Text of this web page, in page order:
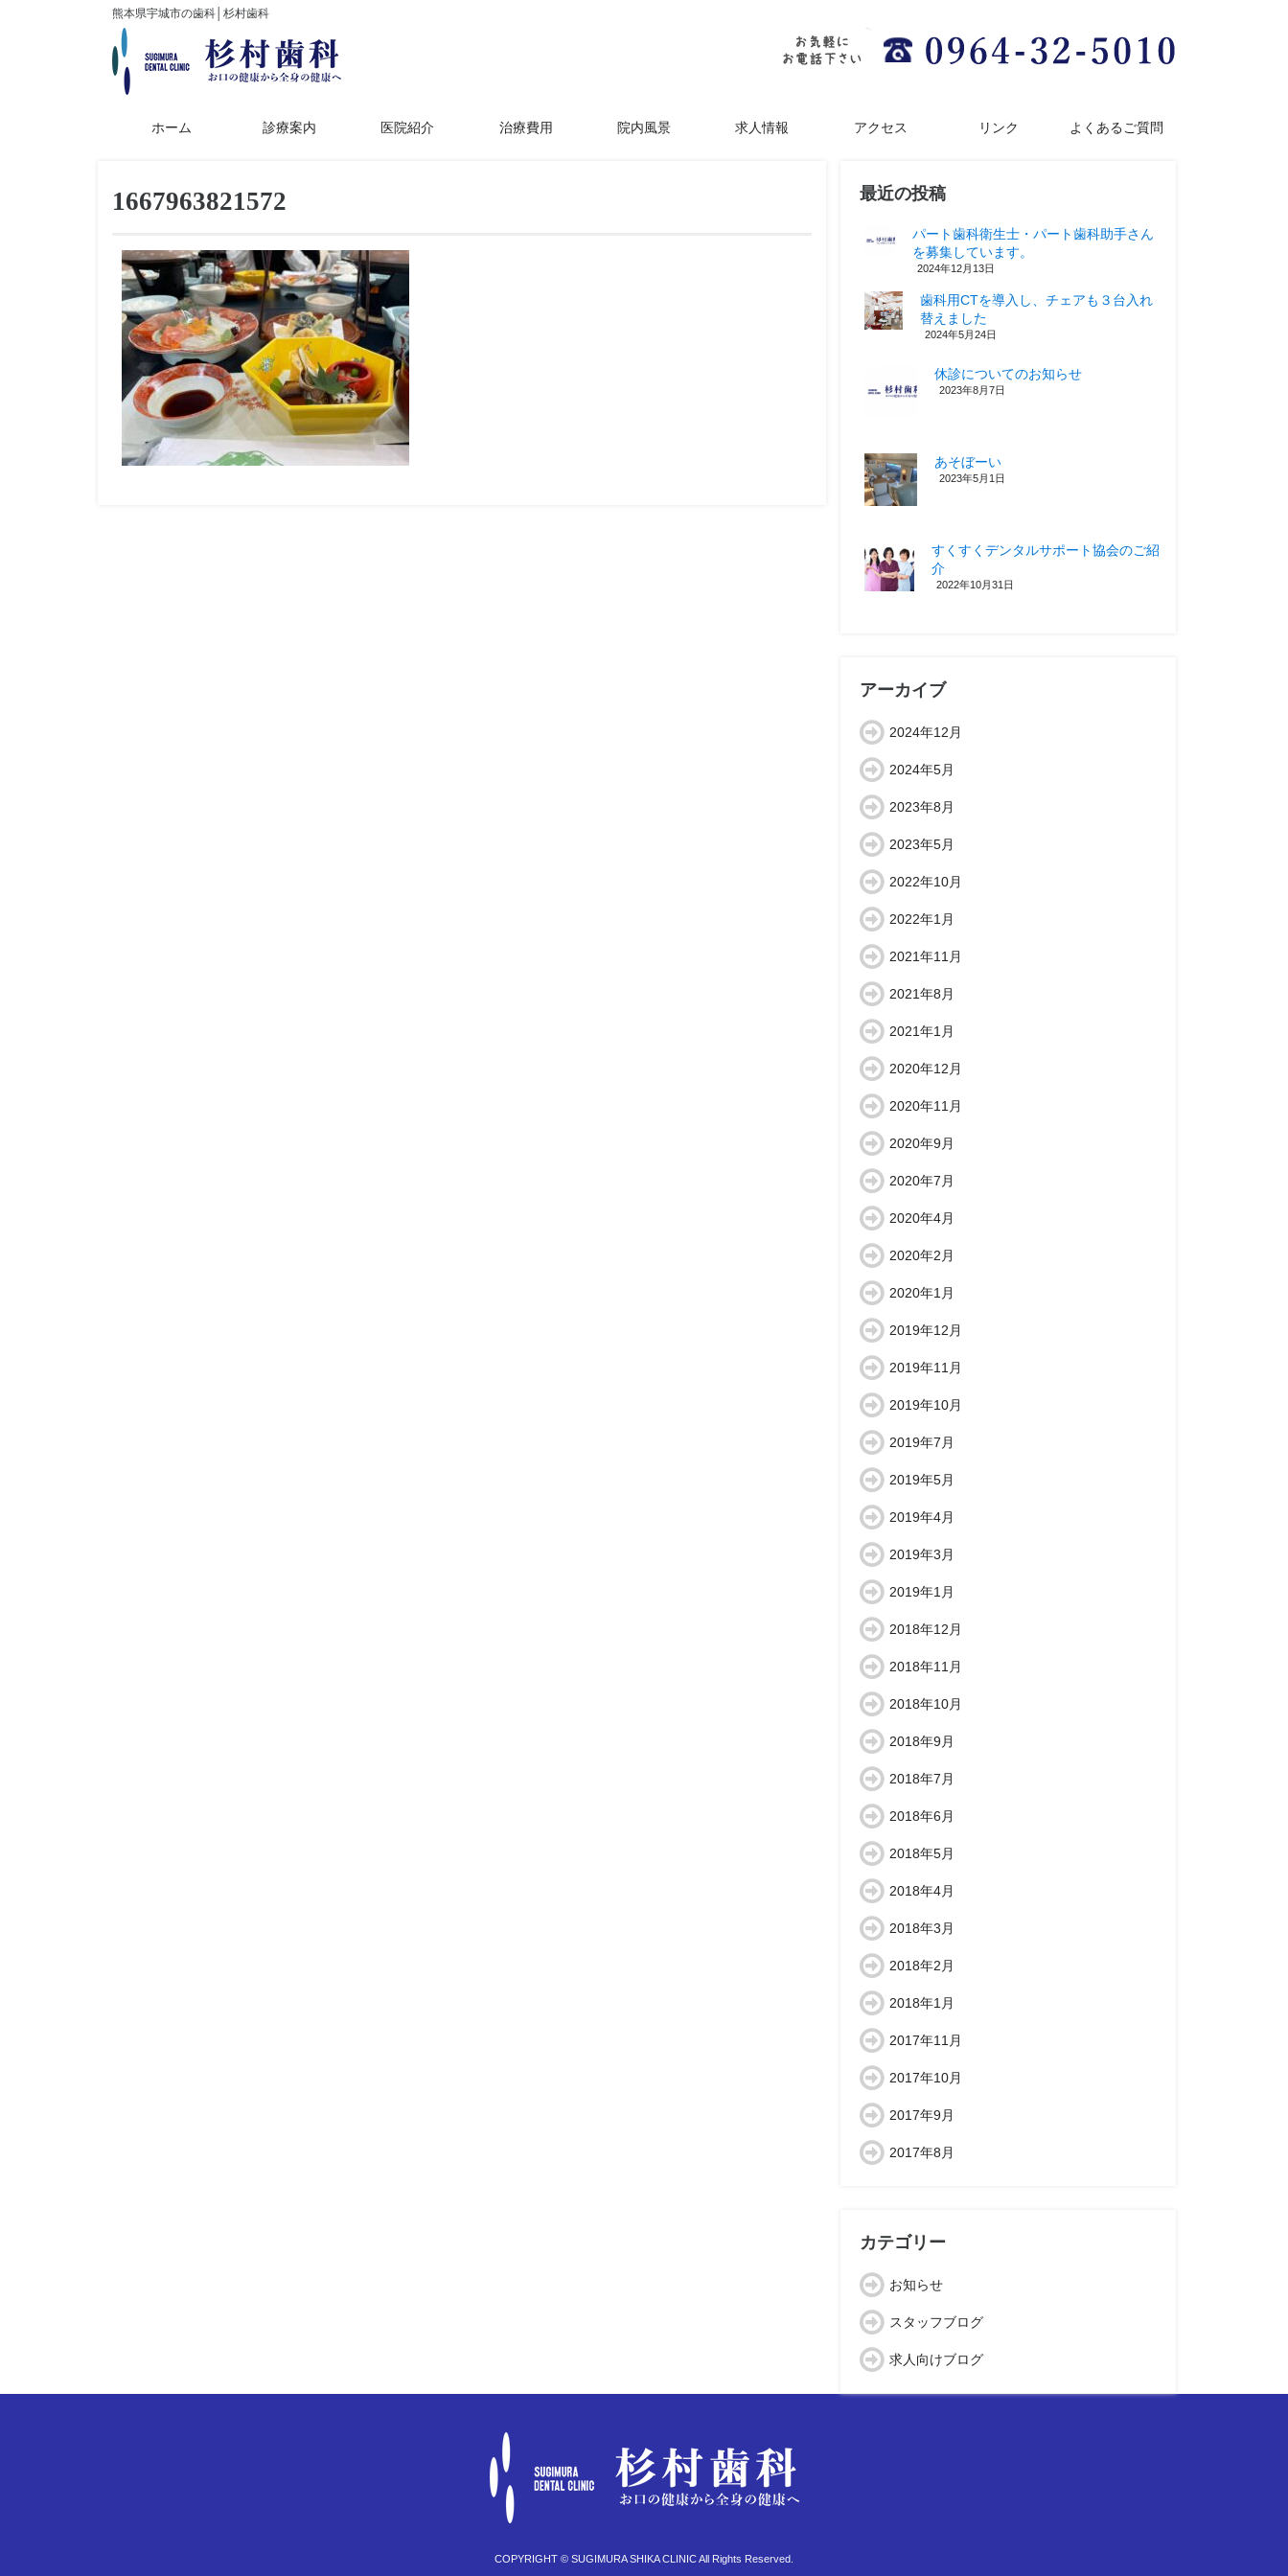
熊本県宇城市の歯科│杉村歯科
ホーム 診療案内 医院紹介 治療費用 院内風景 求人情報 アクセス リンク よくあるご質問
1667963821572 最近の投稿
パート歯科衛生士・パート歯科助手さん
を募集しています。
2024年12月13日
歯科用CTを導入し、チェアも３台入れ
替えました
2024年5月24日
休診についてのお知らせ
2023年8月7日
あそぼーい
2023年5月1日
すくすくデンタルサポート協会のご紹
介
2022年10月31日
アーカイブ
2024年12月
2024年5月
2023年8月
2023年5月
2022年10月
2022年1月
2021年11月
2021年8月
2021年1月
2020年12月
2020年11月
2020年9月
2020年7月
2020年4月
2020年2月
2020年1月
2019年12月
2019年11月
2019年10月
2019年7月
2019年5月
2019年4月
2019年3月
2019年1月
2018年12月
2018年11月
2018年10月
2018年9月
2018年7月
2018年6月
2018年5月
2018年4月
2018年3月
2018年2月
2018年1月
2017年11月
2017年10月
2017年9月
2017年8月
カテゴリー
お知らせ
スタッフブログ
求人向けブログ
COPYRIGHT © SUGIMURA SHIKA CLINIC All Rights Reserved.